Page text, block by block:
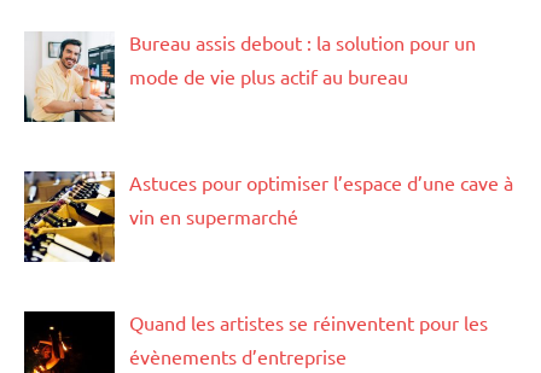
Bureau assis debout : la solution pour un
mode de vie plus actif au bureau
Astuces pour optimiser l’espace d’une cave à
vin en supermarché
Quand les artistes se réinventent pour les
évènements d’entreprise